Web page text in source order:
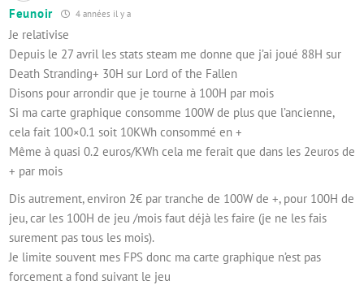
Feunoir 4 années il y a
Je relativise
Depuis le 27 avril les stats steam me donne que j’ai joué 88H sur
Death Stranding+ 30H sur Lord of the Fallen
Disons pour arrondir que je tourne à 100H par mois
Si ma carte graphique consomme 100W de plus que l’ancienne,
cela fait 100×0.1 soit 10KWh consommé en +
Même à quasi 0.2 euros/KWh cela me ferait que dans les 2euros de
+ par mois
Dis autrement, environ 2€ par tranche de 100W de +, pour 100H de
jeu, car les 100H de jeu /mois faut déjà les faire (je ne les fais
surement pas tous les mois).
Je limite souvent mes FPS donc ma carte graphique n’est pas
forcement a fond suivant le jeu